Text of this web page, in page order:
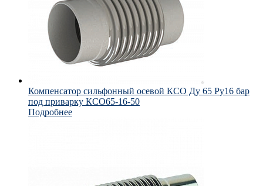
Компенсатор сильфонный осевой КСО Ду 65 Ру16 бар
под приварку КСО65-16-50
Подробнее